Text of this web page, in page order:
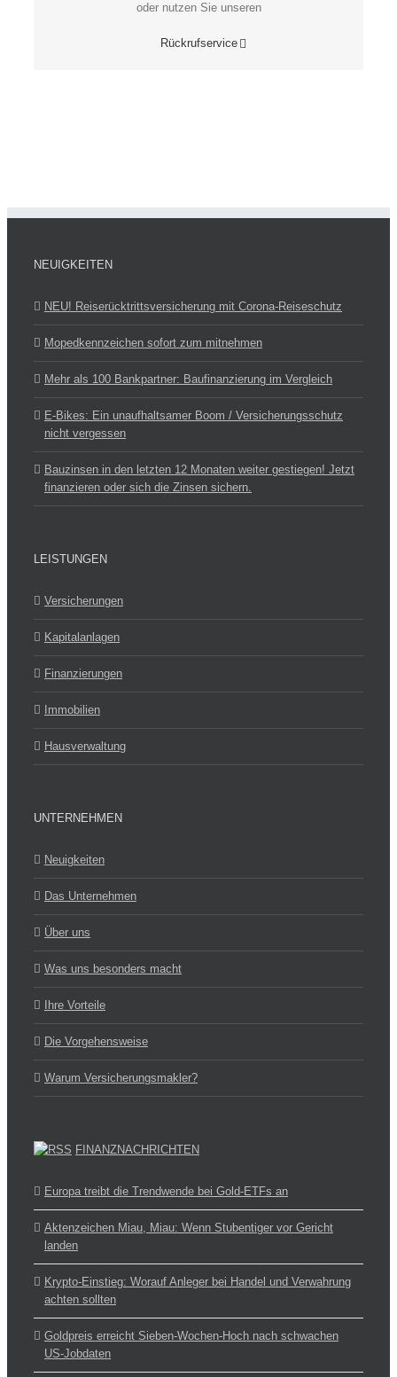
oder nutzen Sie unseren
Rückrufservice
NEUIGKEITEN
NEU! Reiserücktrittsversicherung mit Corona-Reise­schutz
Mopedkennzeichen sofort zum mitnehmen
Mehr als 100 Bankpartner: Baufinanzierung im Vergleich
E-Bikes: Ein unaufhaltsamer Boom / Versicherungsschutz
nicht vergessen
Bauzinsen in den letzten 12 Monaten weiter gestiegen! Jetzt
finanzieren oder sich die Zinsen sichern.
LEISTUNGEN
Versicherungen
Kapitalanlagen
Finanzierungen
Immobilien
Hausverwaltung
UNTERNEHMEN
Neuigkeiten
Das Unternehmen
Über uns
Was uns besonders macht
Ihre Vorteile
Die Vorgehensweise
Warum Versicherungsmakler?
FINANZNACHRICHTEN
Europa treibt die Trendwende bei Gold-ETFs an
Aktenzeichen Miau, Miau: Wenn Stubentiger vor Gericht
landen
Krypto-Einstieg: Worauf Anleger bei Handel und Verwahrung
achten sollten
Goldpreis erreicht Sieben-Wochen-Hoch nach schwachen
US-Jobdaten